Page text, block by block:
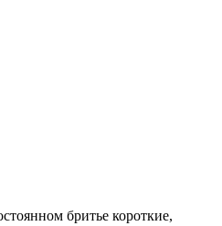
бритье короткие,